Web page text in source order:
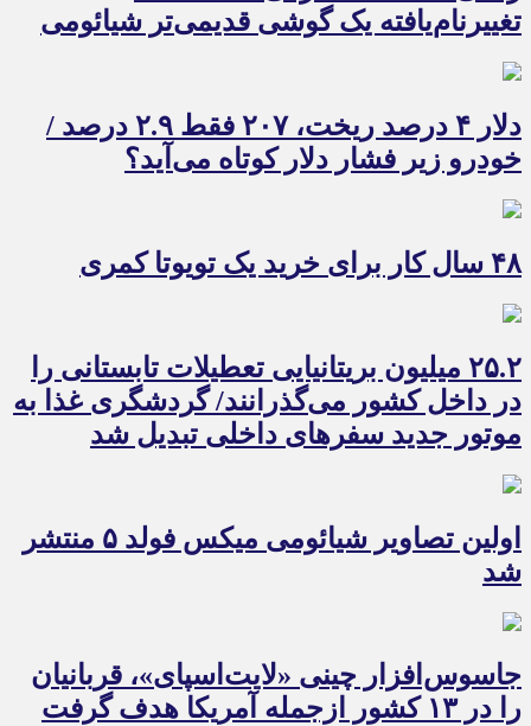
تغییرنام‌یافته یک گوشی قدیمی‌تر شیائومی
دلار ۴ درصد ریخت، ۲۰۷ فقط ۲.۹ درصد /
خودرو زیر فشار دلار کوتاه می‌آید؟
۴۸ سال کار برای خرید یک تویوتا کمری
۲۵.۲ میلیون بریتانیایی تعطیلات تابستانی را
در داخل کشور می‌گذرانند/ گردشگری غذا به
موتور جدید سفرهای داخلی تبدیل شد
اولین تصاویر شیائومی میکس فولد ۵ منتشر
شد
جاسوس‌افزار چینی «لایت‌اسپای»، قربانیان
را در ۱۳ کشور ازجمله آمریکا هدف گرفت